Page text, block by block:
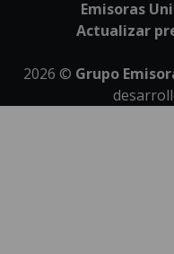
Emisoras
Actualizar
2026 © Grupo